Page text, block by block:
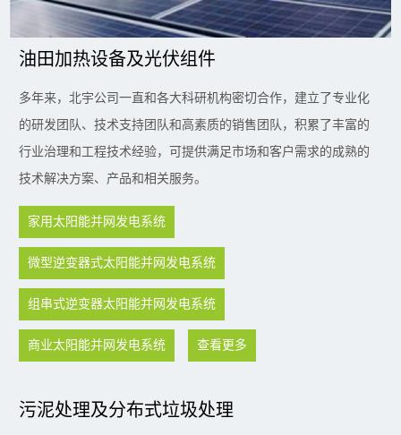
油田加热设备及光伏组件
多年来，北宇公司一直和各大科研机构密切合作，建立了专业化
的研发团队、技术支持团队和高素质的销售团队，积累了丰富的
行业治理和工程技术经验，可提供满足市场和客户需求的成熟的
技术解决方案、产品和相关服务。
家用太阳能并网发电系统
微型逆变器式太阳能并网发电系统
组串式逆变器太阳能并网发电系统
商业太阳能并网发电系统 查看更多
污泥处理及分布式垃圾处理